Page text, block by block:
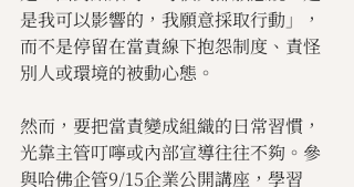
是我可以影響的，我願意採取行動」，
而不是停留在當責線下抱怨制度、責怪
別人或環境的被動心態。
然而，要把當責變成組織的日常習慣，
光靠主管叮嚀或內部宣導往往不夠。參
與哈佛企管9/15企業公開講座，學習